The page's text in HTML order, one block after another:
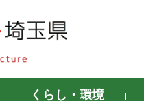
くらし・環境